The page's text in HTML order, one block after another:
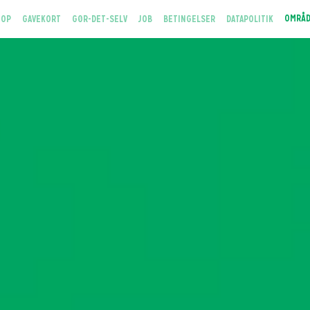
(CURRENT)
GAVEKORT GØR-DET-SELV JOB BETINGELSER DATAPOLITIK